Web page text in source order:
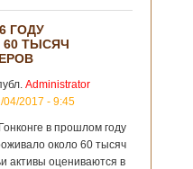
ГОДУ
ТЫСЯЧ
Administrator
04/2017 - 9:45
в прошлом году
около 60 тысяч
активы оцениваются в